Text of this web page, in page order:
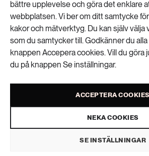
bättre upplevelse och göra det enklare
webbplatsen. Vi ber om ditt samtycke
kakor och mätverktyg. Du kan själv välja
som du samtycker till. Godkänner du
knappen Accepera cookies. Vill du göra
du på knappen Se inställningar.
ACCEPTERA COOKIES
NEKA COOKIES
SE INSTÄLLNINGAR